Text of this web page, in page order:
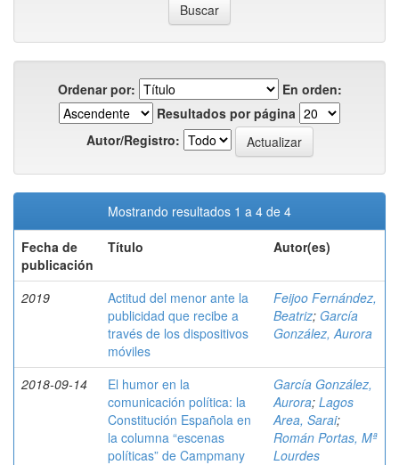
Ordenar por:
En orden:
Resultados por página
Autor/Registro:
Mostrando resultados 1 a 4 de 4
Fecha de
publicación
Título Autor(es)
2019
Actitud del menor ante la
publicidad que recibe a
través de los dispositivos
móviles
Feijoo Fernández,
Beatriz; García
González, Aurora
2018-09-14
El humor en la
comunicación política: la
Constitución Española en
la columna “escenas
políticas” de Campmany
García González,
Aurora; Lagos
Area, Sarai;
Román Portas, Mª
Lourdes